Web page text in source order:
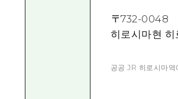
〒732-0048
히로시마현
공공 JR 히로시마역